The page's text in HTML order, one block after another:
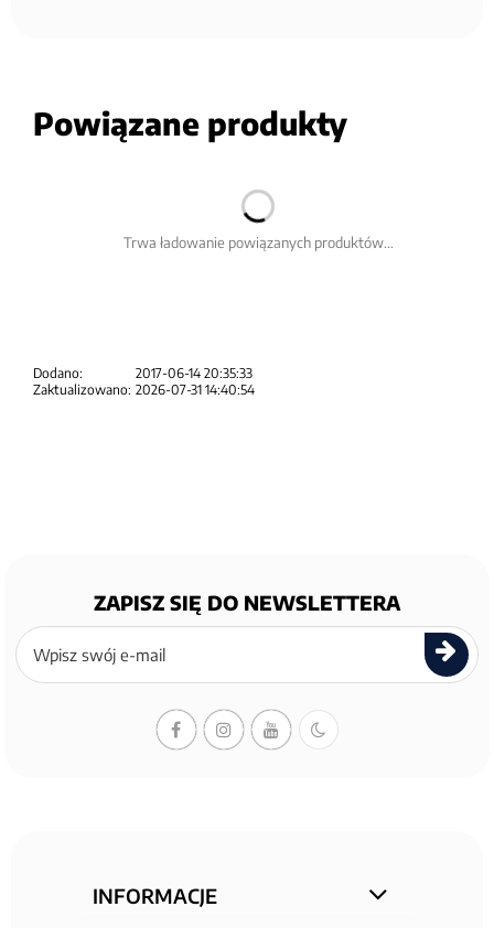
Powiązane produkty
Trwa ładowanie powiązanych produktów...
Dodano:
2017-06-14 20:35:33
Zaktualizowano: 2026-07-31 14:40:54
ZAPISZ SIĘ DO NEWSLETTERA
Zapisz
się
newslettera
INFORMACJE